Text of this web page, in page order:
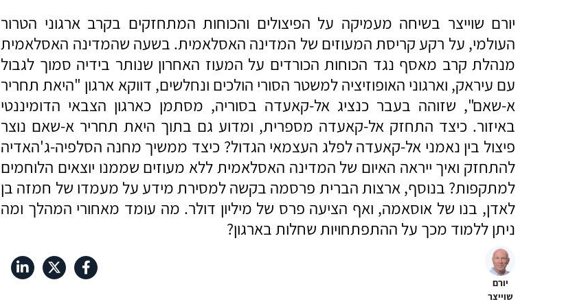
יורם שוייצר בשיחה מעמיקה על הפיצולים והכוחות המתחזקים בקרב ארגוני הטרור
העולמי, על רקע קריסת המעוזים של המדינה האסלאמית. בשעה שהמדינה האסלאמית
מנהלת קרב מאסף נגד הכוחות הכורדים על המעוז האחרון שנותר בידיה סמוך לגבול
עם עיראק, וארגוני האופוזיציה למשטר הסורי הולכים ונחלשים, דווקא ארגון "היאת תחריר
א-שאם", שזוהה בעבר כנציג אל-קאעדה בסוריה, מסתמן כארגון הצבאי הדומיננטי
באיזור. כיצד התחזק אל-קאעדה מספרית, ומדוע גם בתוך היאת תחריר א-שאם נוצר
פיצול בין נאמני אל-קאעדה לפלג העצמאי הגדול? כיצד ממשיך מחנה הסלפיה-ג'האדיה
להתחזק ואיך ייראה האיום של המדינה האסלאמית ללא מעוזים שממנו יוצאים הלוחמים
למתקפות? בנוסף, ארצות הברית פרסמה בקשה למסירת מידע על מעמדו של חמזה בן
לאדן, בנו של אוסאמה, ואף הציעה פרס של מיליון דולר. מה עומד מאחורי המהלך ומה
ניתן ללמוד מכך על ההתפתחויות שחלות בארגון?
יורם
שוייצר